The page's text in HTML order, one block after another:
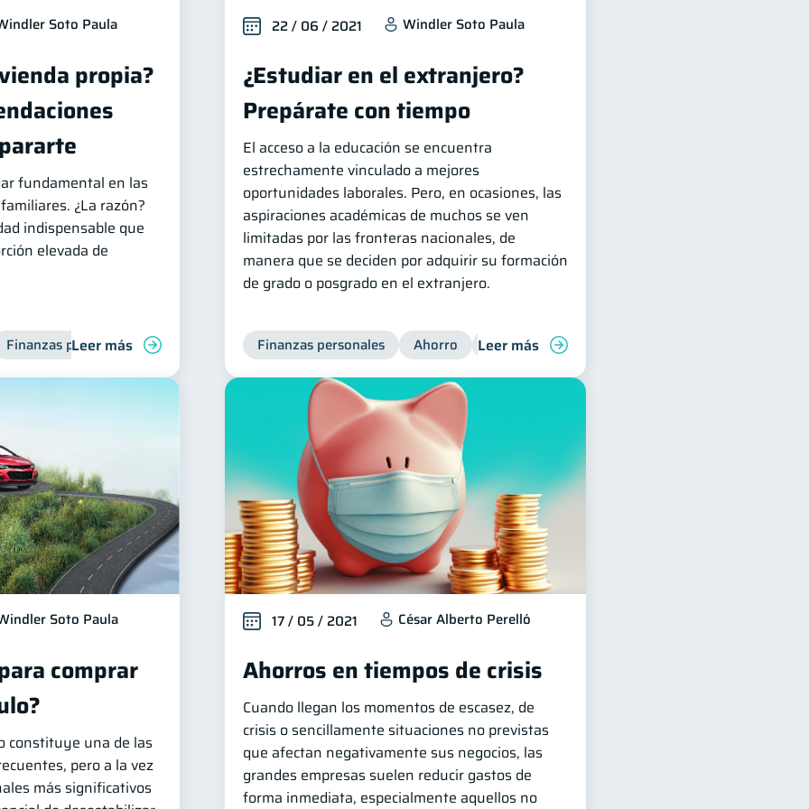
Soto Paula
propia?
fundamental en las
¿La razón?
indispensable que
elevada de
Finanzas para jóvenes
Leer más
22 / 06 / 2021 Windler Soto Paula
¿Estudiar en el extranjero?
Prepárate con tiempo
El acceso a la educación se encuentra
estrechamente vinculado a mejores
oportunidades laborales. Pero, en ocasiones, las
aspiraciones académicas de muchos se ven
limitadas por las fronteras nacionales, de
manera que se deciden por adquirir su formación
de grado o posgrado en el extranjero.
Finanzas personales Ahorro Finanzas para jóvenes
Leer más
Soto Paula
comprar
constituye una de las
pero a la vez
más significativos
17 / 05 / 2021 César Alberto Perelló
Ahorros en tiempos de crisis
Cuando llegan los momentos de escasez, de
crisis o sencillamente situaciones no previstas
que afectan negativamente sus negocios, las
grandes empresas suelen reducir gastos de
forma inmediata, especialmente aquellos no